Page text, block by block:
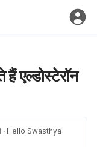
हैं एल्डोस्टेरॉन
· Hello Swasthya